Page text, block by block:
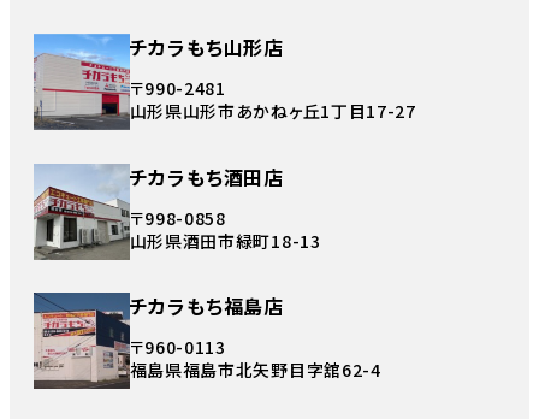
チカラもち山形店
〒990-2481
山形県山形市あかねヶ丘1丁目17-27
チカラもち酒田店
〒998-0858
山形県酒田市緑町18-13
チカラもち福島店
〒960-0113
福島県福島市北矢野目字舘62-4